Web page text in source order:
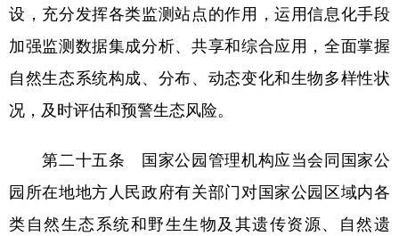
设，充分发挥各类监测站点的作用，运用信息化手段
加强监测数据集成分析、共享和综合应用，全面掌握
自然生态系统构成、分布、动态变化和生物多样性状
况，及时评估和预警生态风险。
第二十五条 国家公园管理机构应当会同国家公
园所在地地方人民政府有关部门对国家公园区域内各
类自然生态系统和野生生物及其遗传资源、自然遗